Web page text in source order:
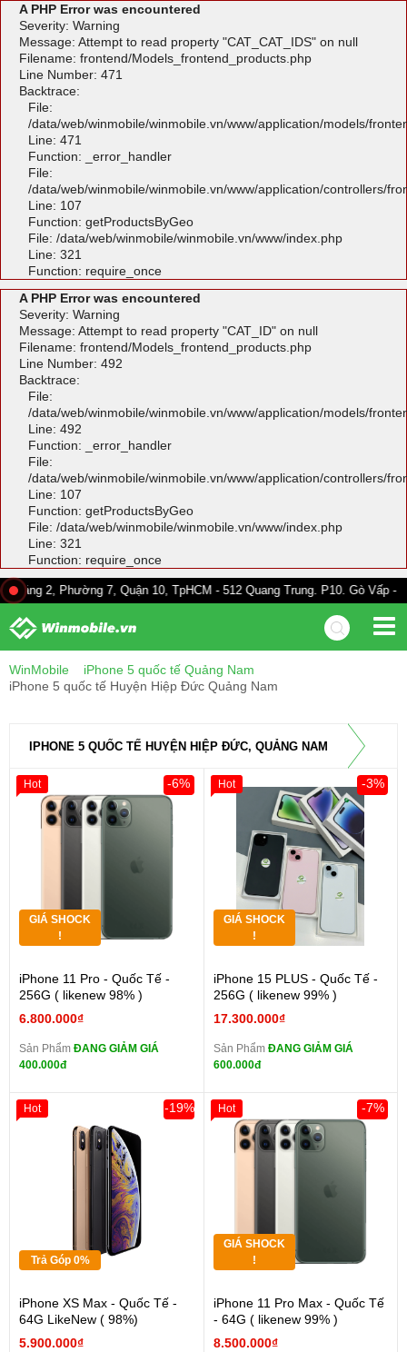
A PHP Error was encountered
Severity: Warning
Message: Attempt to read property "CAT_CAT_IDS" on null
Filename: frontend/Models_frontend_products.php
Line Number: 471
Backtrace:
File:
/data/web/winmobile/winmobile.vn/www/application/models/
Line: 471
Function: _error_handler
File:
/data/web/winmobile/winmobile.vn/www/application/controllers/
Line: 107
Function: getProductsByGeo
File: /data/web/winmobile/winmobile.vn/www/index.php
Line: 321
Function: require_once
A PHP Error was encountered
Severity: Warning
Message: Attempt to read property "CAT_ID" on null
Filename: frontend/Models_frontend_products.php
Line Number: 492
Backtrace:
File:
/data/web/winmobile/winmobile.vn/www/application/models/
Line: 492
Function: _error_handler
File:
/data/web/winmobile/winmobile.vn/www/application/controllers/
Line: 107
Function: getProductsByGeo
File: /data/web/winmobile/winmobile.vn/www/index.php
Line: 321
Function: require_once
7, Quận 10, TpHCM - 512 Quang Trung. P10. Gò Vấp - 528A
WinMobile
iPhone 5 quốc tế Quảng Nam
iPhone 5 quốc tế Huyện Hiệp Đức Quảng Nam
IPHONE 5 QUỐC TẾ HUYỆN HIỆP ĐỨC, QUẢNG NAM
GIÁ SHOCK
!
iPhone 11 Pro - Quốc Tế -
256G ( likenew 98% )
6.800.000₫
-6%
Sản Phẩm ĐANG GIẢM GIÁ
400.000đ
Hot
GIÁ SHOCK
!
iPhone 15 PLUS - Quốc Tế -
256G ( likenew 99% )
17.300.000₫
-3%
Sản Phẩm ĐANG GIẢM GIÁ
600.000đ
Hot
Trả Góp 0%
iPhone XS Max - Quốc Tế -
64G LikeNew ( 98%)
5.900.000₫
-19%
Hot
GIÁ SHOCK
!
iPhone 11 Pro Max - Quốc Tế
- 64G ( likenew 99% )
8.500.000₫
-7%
Hot